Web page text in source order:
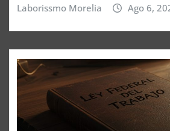
Laborissmo Morelia Ago 6,